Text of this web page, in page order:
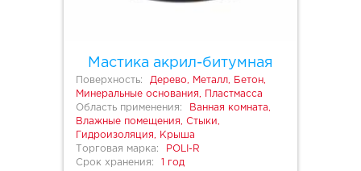
Мастика акрил-битумная
Поверхность:
Дерево, Металл, Бетон,
Минеральные основания, Пластмасса
Область применения:
Ванная комната,
Влажные помещения, Стыки,
Гидроизоляция, Крыша
Торговая марка:
POLI-R
Срок хранения:
1 год